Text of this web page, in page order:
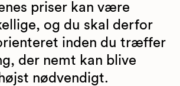
priser kan være
og du skal derfor
inden du træffer
der nemt kan blive
nødvendigt.